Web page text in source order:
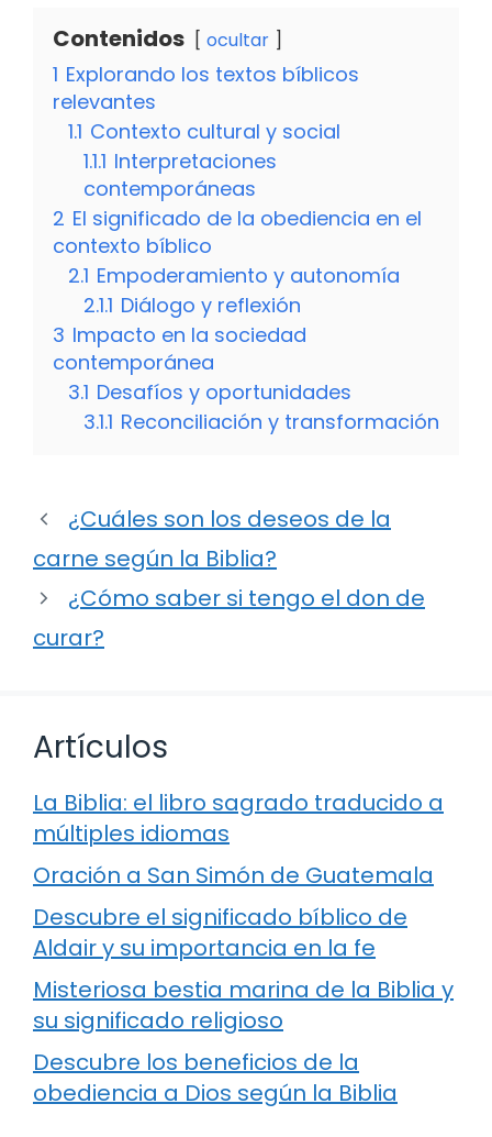
Contenidos ocultar
1 Explorando los textos bíblicos
relevantes
1.1 Contexto cultural y social
1.1.1 Interpretaciones
contemporáneas
2 El significado de la obediencia en el
contexto bíblico
2.1 Empoderamiento y autonomía
2.1.1 Diálogo y reflexión
3 Impacto en la sociedad
contemporánea
3.1 Desafíos y oportunidades
3.1.1 Reconciliación y transformación
¿Cuáles son los deseos de la
carne según la Biblia?
¿Cómo saber si tengo el don de
curar?
Artículos
La Biblia: el libro sagrado traducido a
múltiples idiomas
Oración a San Simón de Guatemala
Descubre el significado bíblico de
Aldair y su importancia en la fe
Misteriosa bestia marina de la Biblia y
su significado religioso
Descubre los beneficios de la
obediencia a Dios según la Biblia